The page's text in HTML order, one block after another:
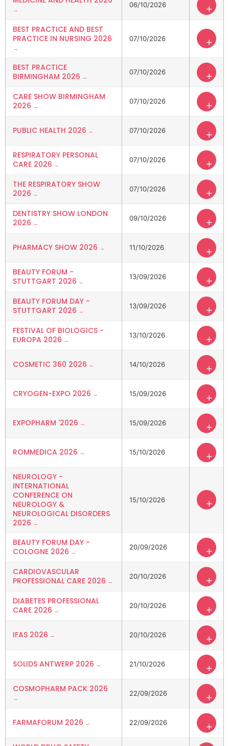
06/10/2026 +
BEST PRACTICE AND BEST
PRACTICE IN NURSING 2026
07/10/2026 +
BEST PRACTICE
BIRMINGHAM 2026
07/10/2026 +
CARE SHOW BIRMINGHAM
2026
07/10/2026 +
PUBLIC HEALTH 2026 07/10/2026 +
RESPIRATORY PERSONAL
CARE 2026
07/10/2026 +
THE RESPIRATORY SHOW
2026
07/10/2026 +
DENTISTRY SHOW LONDON
2026
09/10/2026 +
PHARMACY SHOW 2026 11/10/2026 +
BEAUTY FORUM -
STUTTGART 2026
13/09/2026 +
BEAUTY FORUM DAY -
STUTTGART 2026
13/09/2026 +
FESTIVAL OF BIOLOGICS -
EUROPA 2026
13/10/2026 +
COSMETIC 360 2026 14/10/2026 +
CRYOGEN-EXPO 2026 15/09/2026 +
EXPOPHARM '2026 15/09/2026 +
ROMMEDICA 2026 15/10/2026 +
NEUROLOGY -
INTERNATIONAL
CONFERENCE ON
NEUROLOGY &
NEUROLOGICAL DISORDERS
2026
15/10/2026 +
BEAUTY FORUM DAY -
COLOGNE 2026
20/09/2026 +
CARDIOVASCULAR
PROFESSIONAL CARE 2026
20/10/2026 +
DIABETES PROFESSIONAL
CARE 2026
20/10/2026 +
IFAS 2026 20/10/2026 +
SOLIDS ANTWERP 2026 21/10/2026 +
COSMOPHARM PACK 2026 22/09/2026 +
FARMAFORUM 2026 22/09/2026 +